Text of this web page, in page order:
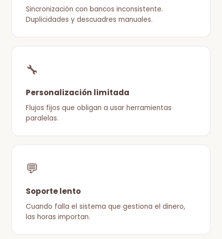
Sincronización con bancos inconsistente.
Duplicidades y descuadres manuales.
🔧
Personalización limitada
Flujos fijos que obligan a usar herramientas
paralelas.
💬
Soporte lento
Cuando falla el sistema que gestiona el dinero,
las horas importan.